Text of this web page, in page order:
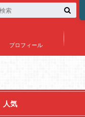
プロフィール
人気